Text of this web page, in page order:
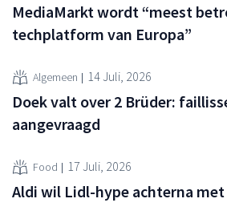
MediaMarkt wordt “meest
techplatform van Europa”
Algemeen 14 Juli, 2026
Doek valt over 2 Brüder:
aangevraagd
Food 17 Juli, 2026
Aldi wil Lidl-hype achterna